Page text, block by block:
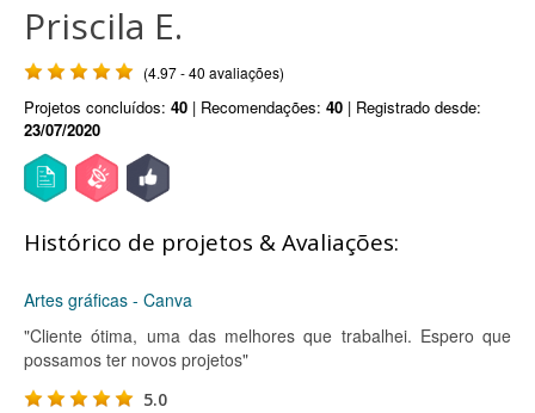
Priscila E.
(4.97 - 40 avaliações)
Projetos concluídos: 40 | Recomendações: 40 | Registrado desde:
23/07/2020
Histórico de projetos & Avaliações:
Artes gráficas - Canva
"Cliente ótima, uma das melhores que trabalhei. Espero que
possamos ter novos projetos"
5.0